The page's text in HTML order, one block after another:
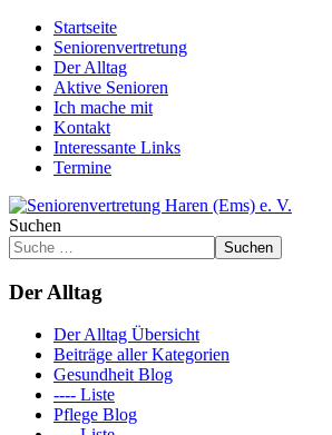
Startseite
Seniorenvertretung
Der Alltag
Aktive Senioren
Ich mache mit
Kontakt
Interessante Links
Termine
Suchen
Suchen
Der Alltag
Der Alltag Übersicht
Beiträge aller Kategorien
Gesundheit Blog
---- Liste
Pflege Blog